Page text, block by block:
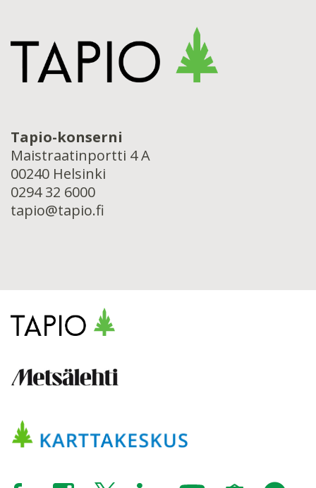
Tapio-konserni
Maistraatinportti 4 A
00240 Helsinki
0294 32 6000
tapio@tapio.fi